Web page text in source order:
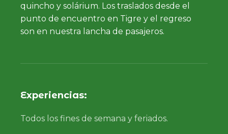
quincho y solárium. Los traslados desde el
punto de encuentro en Tigre y el regreso
son en nuestra lancha de pasajeros.
Experiencias:
Todos los fines de semana y feriados.